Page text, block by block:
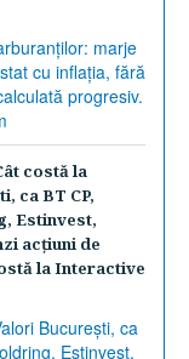
costă la
ca BT CP,
Estinvest,
acţiuni de
la Interactive